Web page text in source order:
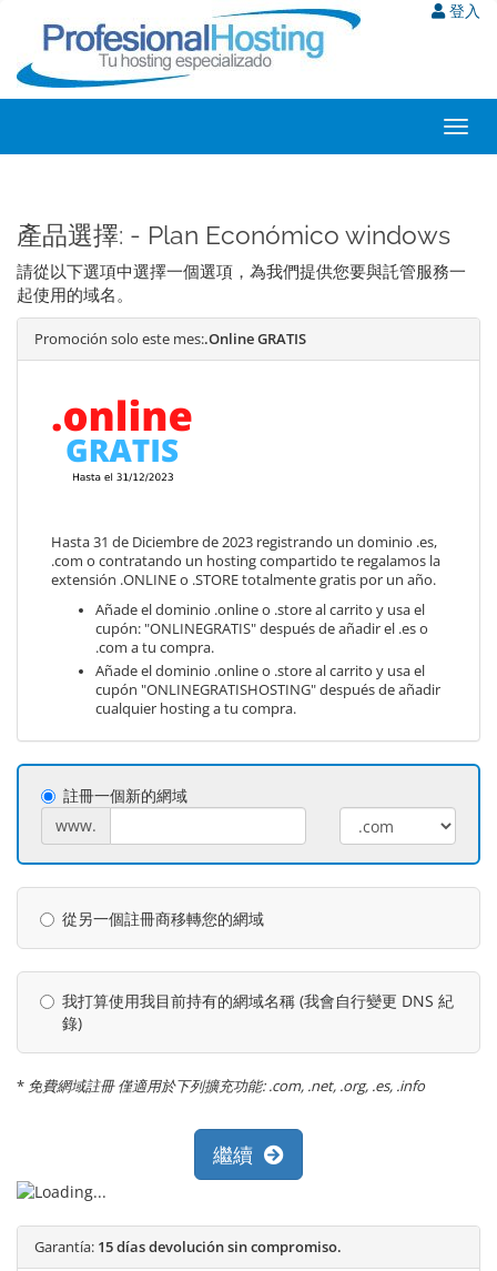
登入
產品選擇: - Plan Económico windows
請從以下選項中選擇一個選項，為我們提供您要與託管服務一
起使用的域名。
Promoción solo este mes:.Online GRATIS
Hasta 31 de Diciembre de 2023 registrando un dominio .es,
.com o contratando un hosting compartido te regalamos la
extensión .ONLINE o .STORE totalmente gratis por un año.
Añade el dominio .online o .store al carrito y usa el
cupón: "ONLINEGRATIS" después de añadir el .es o
.com a tu compra.
Añade el dominio .online o .store al carrito y usa el
cupón "ONLINEGRATISHOSTING" después de añadir
cualquier hosting a tu compra.
註冊一個新的網域
www.
從另一個註冊商移轉您的網域
我打算使用我目前持有的網域名稱 (我會自行變更 DNS 紀
錄)
* 免費網域註冊 僅適用於下列擴充功能: .com, .net, .org, .es, .info
繼續
Garantía: 15 días devolución sin compromiso.